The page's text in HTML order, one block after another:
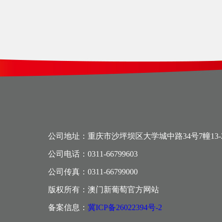
公司地址：重庆市沙坪坝区大学城中路34号7幢13-
公司电话：0311-66799603
公司传真：0311-66799000
版权所有：澳门新葡萄官方网站
备案信息： 冀ICP备26022394号-2